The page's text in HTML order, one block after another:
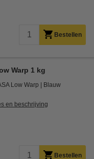
Bestellen
Warp 1 kg
Low Warp Blauw
en beschrijving
Bestellen